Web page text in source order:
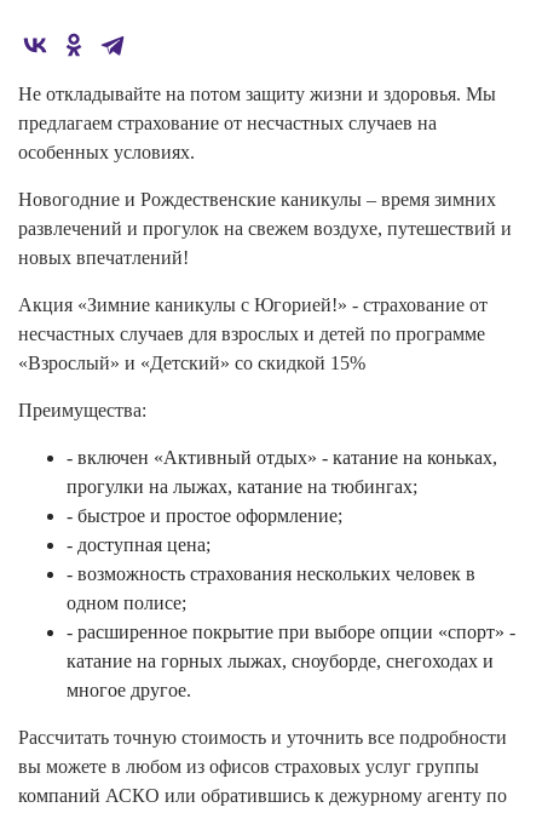
Не откладывайте на потом защиту жизни и здоровья. Мы
предлагаем страхование от несчастных случаев на
особенных условиях.
Новогодние и Рождественские каникулы – время зимних
развлечений и прогулок на свежем воздухе, путешествий и
новых впечатлений!
Акция «Зимние каникулы с Югорией!» - страхование от
несчастных случаев для взрослых и детей по программе
«Взрослый» и «Детский» со скидкой 15%
Преимущества:
- включен «Активный отдых» - катание на коньках,
прогулки на лыжах, катание на тюбингах;
- быстрое и простое оформление;
- доступная цена;
- возможность страхования нескольких человек в
одном полисе;
- расширенное покрытие при выборе опции «спорт» -
катание на горных лыжах, сноуборде, снегоходах и
многое другое.
Рассчитать точную стоимость и уточнить все подробности
вы можете в любом из офисов страховых услуг группы
компаний АСКО или обратившись к дежурному агенту по